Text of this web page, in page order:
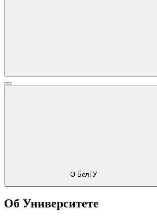
О БелГУ
Об Университете